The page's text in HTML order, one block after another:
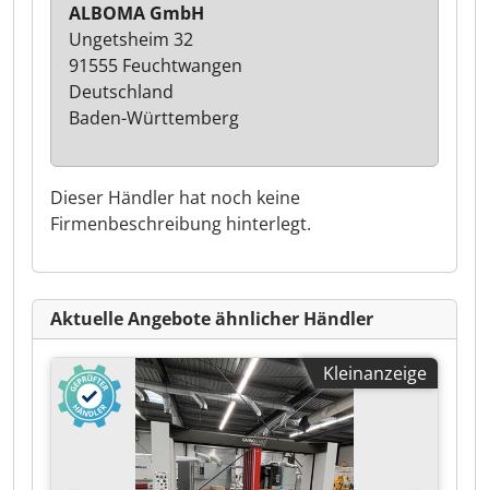
Dieser Händler hat noch keine
Firmenbeschreibung hinterlegt.
ALBOMA GmbH
Ungetsheim 32
91555 Feuchtwangen
Deutschland
Baden-Württemberg
Aktuelle Angebote ähnlicher Händler
Kleinanzeige